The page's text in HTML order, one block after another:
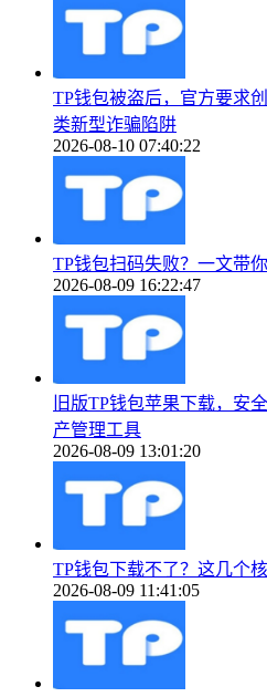
TP钱包被盗后，官方要求
类新型诈骗陷阱
2026-08-10 07:40:22
TP钱包扫码失败？一文带
2026-08-09 16:22:47
旧版TP钱包苹果下载，安
产管理工具
2026-08-09 13:01:20
TP钱包下载不了？这几个
2026-08-09 11:41:05